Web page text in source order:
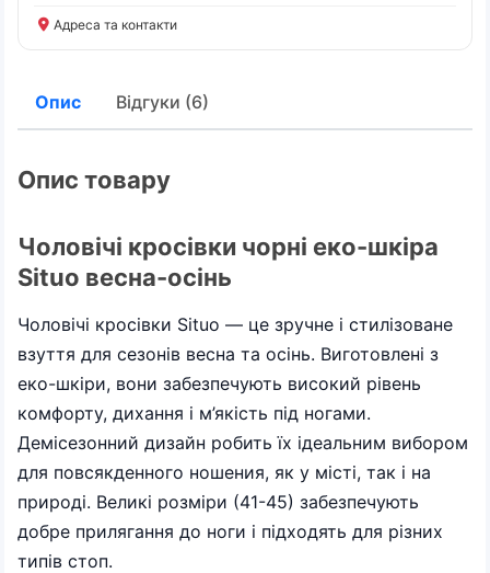
Адреса та контакти
Опис Відгуки (6)
Опис товару
Чоловічі кросівки чорні еко-шкіра
Situo весна-осінь
Чоловічі кросівки Situo — це зручне і стилізоване
взуття для сезонів весна та осінь. Виготовлені з
еко-шкіри, вони забезпечують високий рівень
комфорту, дихання і м’якість під ногами.
Демісезонний дизайн робить їх ідеальним вибором
для повсякденного ношения, як у місті, так і на
природі. Великі розміри (41-45) забезпечують
добре прилягання до ноги і підходять для різних
типів стоп.